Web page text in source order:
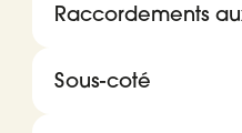
Raccordements
Sous-coté